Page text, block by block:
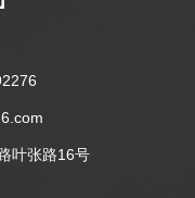
叶张路16号